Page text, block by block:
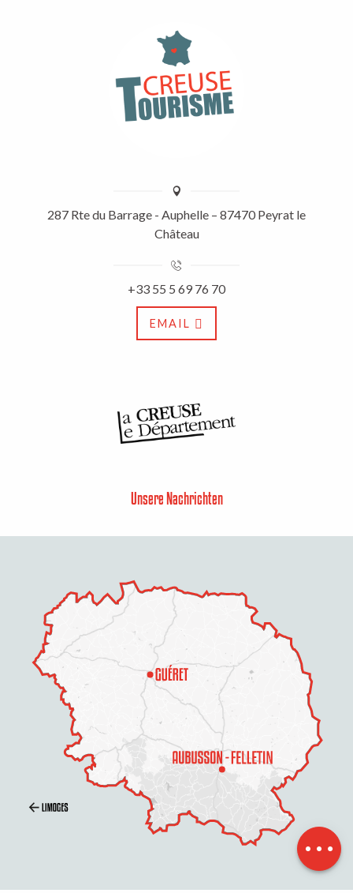
Beschreibung
Service
Preise
Per E-Mail
kontaktieren
287 Rte du Barrage - Auphelle – 87470 Peyrat le
Château
+33 55 5 69 76 70
EMAIL
Unsere Nachrichten